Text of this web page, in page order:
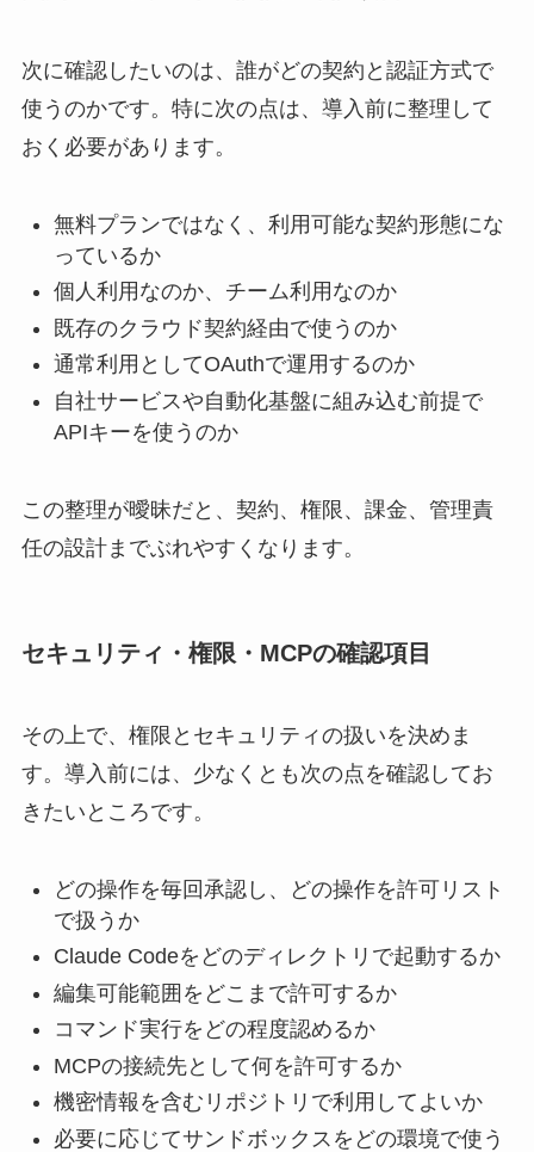
次に確認したいのは、誰がどの契約と認証方式で
使うのかです。特に次の点は、導入前に整理して
おく必要があります。
無料プランではなく、利用可能な契約形態にな
っているか
個人利用なのか、チーム利用なのか
既存のクラウド契約経由で使うのか
通常利用としてOAuthで運用するのか
自社サービスや自動化基盤に組み込む前提で
APIキーを使うのか
この整理が曖昧だと、契約、権限、課金、管理責
任の設計までぶれやすくなります。
セキュリティ・権限・MCPの確認項目
その上で、権限とセキュリティの扱いを決めま
す。導入前には、少なくとも次の点を確認してお
きたいところです。
どの操作を毎回承認し、どの操作を許可リスト
で扱うか
Claude Codeをどのディレクトリで起動するか
編集可能範囲をどこまで許可するか
コマンド実行をどの程度認めるか
MCPの接続先として何を許可するか
機密情報を含むリポジトリで利用してよいか
必要に応じてサンドボックスをどの環境で使う